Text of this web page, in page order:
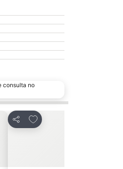
consulta no
Partilhar
Adicionar aos favoritos